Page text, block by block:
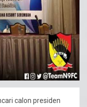
calon presiden